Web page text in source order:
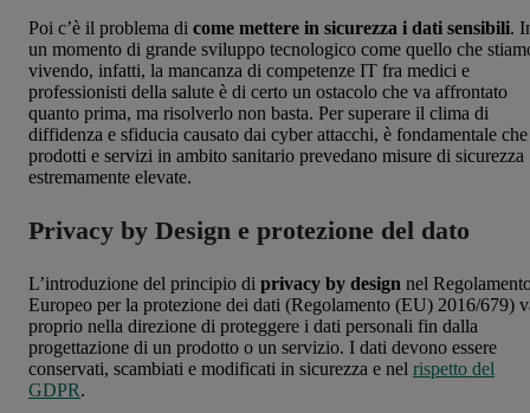
Poi c’è il problema di come mettere in sicurezza i dati sensibili.
un momento di grande sviluppo tecnologico come quello che
vivendo, infatti, la mancanza di competenze IT fra medici e
professionisti della salute è di certo un ostacolo che va affrontato
quanto prima, ma risolverlo non basta. Per superare il clima di
diffidenza e sfiducia causato dai cyber attacchi, è fondamentale
prodotti e servizi in ambito sanitario prevedano misure di sicurezza
estremamente elevate.
Privacy by Design e protezione del dato
L’introduzione del principio di privacy by design nel
Europeo per la protezione dei dati (Regolamento (EU) 2016/679)
proprio nella direzione di proteggere i dati personali fin dalla
progettazione di un prodotto o un servizio. I dati devono essere
conservati, scambiati e modificati in sicurezza e nel rispetto del
GDPR.